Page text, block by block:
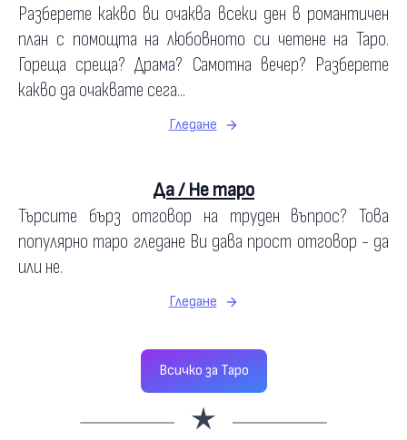
Разберете какво ви очаква всеки ден в романтичен
план с помощта на любовното си четене на Таро.
Гореща среща? Драма? Самотна вечер? Разберете
какво да очаквате сега...
Гледане
Да / Не таро
Търсите бърз отговор на труден въпрос? Това
популярно таро гледане Ви дава прост отговор - да
или не.
Гледане
Всичко за Таро